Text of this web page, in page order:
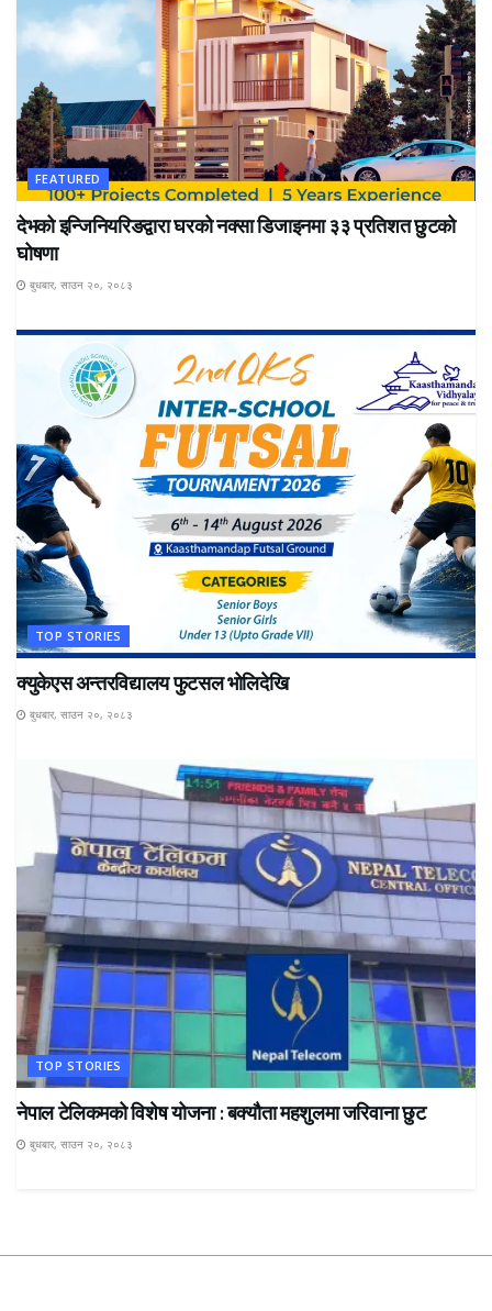
FEATURED
देभको इन्जिनियरिङद्वारा घरको नक्सा डिजाइनमा ३३ प्रतिशत छुटको
घोषणा
बुधबार, साउन २०, २०८३
TOP STORIES
क्युकेएस अन्तरविद्यालय फुटसल भोलिदेखि
बुधबार, साउन २०, २०८३
TOP STORIES
नेपाल टेलिकमको विशेष योजना : बक्यौता महशुलमा जरिवाना छुट
बुधबार, साउन २०, २०८३